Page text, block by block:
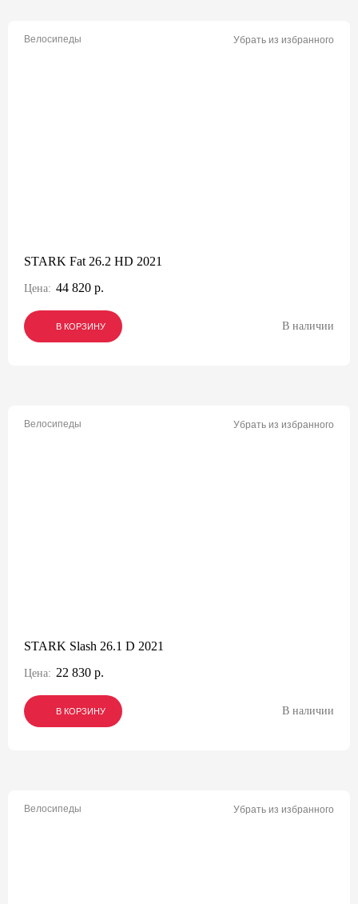
Велосипеды Убрать из избранного
STARK Fat 26.2 HD 2021
Цена: 44 820 р.
В КОРЗИНУ
В КОРЗИНУ
В КОРЗИНУ В наличии
Велосипеды Убрать из избранного
STARK Slash 26.1 D 2021
Цена: 22 830 р.
В КОРЗИНУ
В КОРЗИНУ
В КОРЗИНУ В наличии
Велосипеды Убрать из избранного